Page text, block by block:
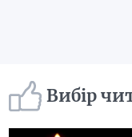
Вибір